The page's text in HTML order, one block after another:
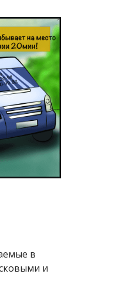
в
и